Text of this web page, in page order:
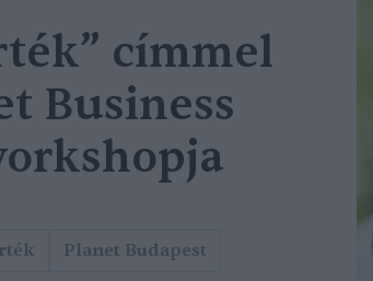
címmel
Business
Planet Budapest